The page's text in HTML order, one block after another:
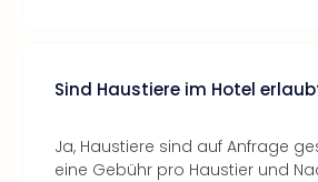
Sind Haustiere im Hotel
Ja, Haustiere sind auf Anfrage
eine Gebühr pro Haustier und